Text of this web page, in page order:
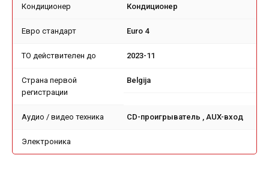
Кондиционер Кондиционер
Евро стандарт Euro 4
TO действителен до 2023-11
Страна первой
регистрации
Belgija
Аудио / видео техника CD-проигрыватель , AUX-вход
Электроника